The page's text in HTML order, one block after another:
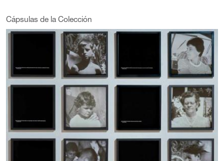
Cápsulas de la Colección